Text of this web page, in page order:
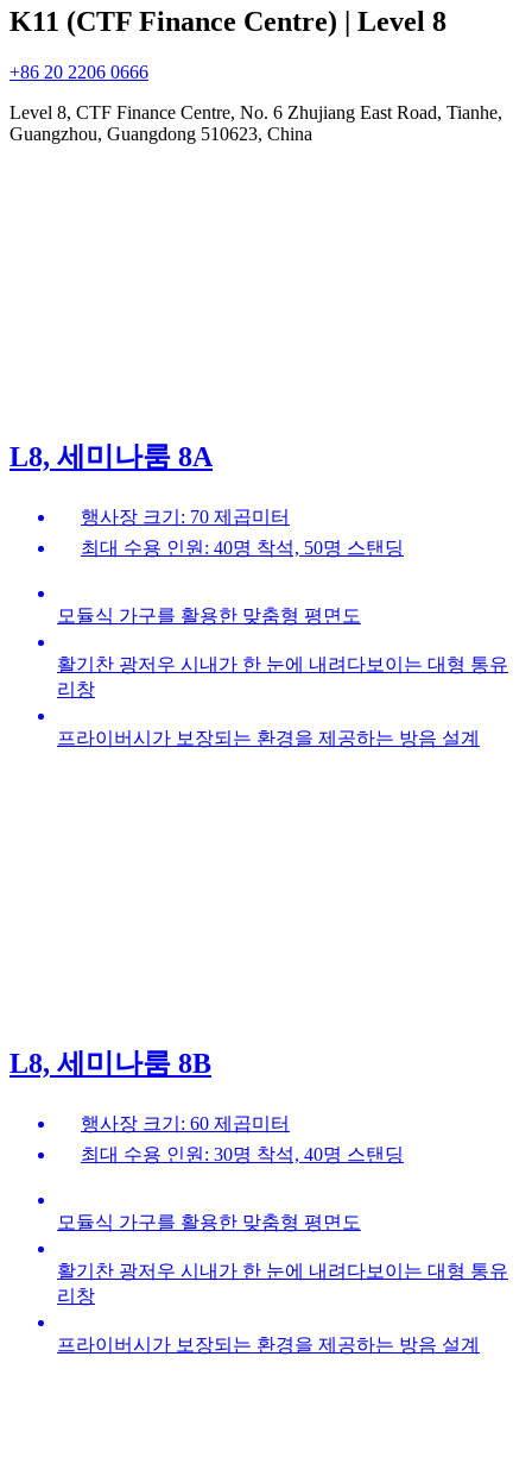
K11 (CTF Finance Centre) | Level 8
+86 20 2206 0666
Level 8, CTF Finance Centre, No. 6 Zhujiang East Road, Tianhe,
Guangzhou, Guangdong 510623, China
L8, 세미나룸 8A
행사장 크기: 70 제곱미터
최대 수용 인원: 40명 착석, 50명 스탠딩
모듈식 가구를 활용한 맞춤형 평면도
활기찬 광저우 시내가 한 눈에 내려다보이는 대형 통유
리창
프라이버시가 보장되는 환경을 제공하는 방음 설계
L8, 세미나룸 8B
행사장 크기: 60 제곱미터
최대 수용 인원: 30명 착석, 40명 스탠딩
모듈식 가구를 활용한 맞춤형 평면도
활기찬 광저우 시내가 한 눈에 내려다보이는 대형 통유
리창
프라이버시가 보장되는 환경을 제공하는 방음 설계